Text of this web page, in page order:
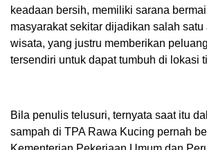
keadaan bersih, memiliki sarana
masyarakat sekitar dijadikan salah
wisata, yang justru memberikan
tersendiri untuk dapat tumbuh di lokasi
Bila penulis telusuri, ternyata saat itu
sampah di TPA Rawa Kucing pernah